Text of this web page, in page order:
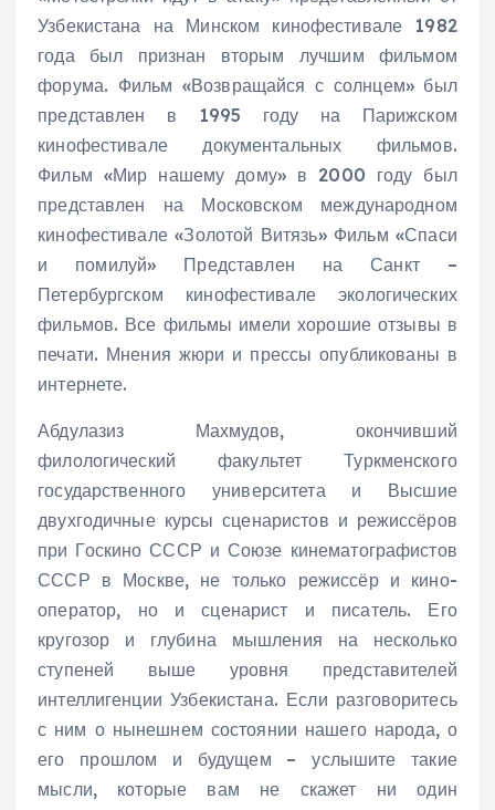
Узбекистана на Минском кинофестивале 1982
года был признан вторым лучшим фильмом
форума. Фильм «Возвращайся с солнцем» был
представлен в 1995 году на Парижском
кинофестивале документальных фильмов.
Фильм «Мир нашему дому» в 2000 году был
представлен на Московском международном
кинофестивале «Золотой Витязь» Фильм «Спаси
и помилуй» Представлен на Санкт –
Петербургском кинофестивале экологических
фильмов. Все фильмы имели хорошие отзывы в
печати. Мнения жюри и прессы опубликованы в
интернете.
Абдулазиз Махмудов, окончивший
филологический факультет Туркменского
государственного университета и Высшие
двухгодичные курсы сценаристов и режиссёров
при Госкино СССР и Союзе кинематографистов
СССР в Москве, не только режиссёр и кино-
оператор, но и сценарист и писатель. Его
кругозор и глубина мышления на несколько
ступеней выше уровня представителей
интеллигенции Узбекистана. Если разговоритесь
с ним о нынешнем состоянии нашего народа, о
его прошлом и будущем – услышите такие
мысли, которые вам не скажет ни один